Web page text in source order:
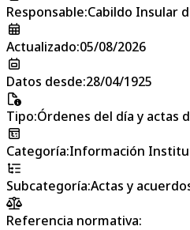
Responsable:Cabildo Insular
Actualizado:05/08/2026
Datos desde:28/04/1925
Tipo:Órdenes del día y actas
Categoría:Información
Subcategoría:Actas y
Referencia normativa: